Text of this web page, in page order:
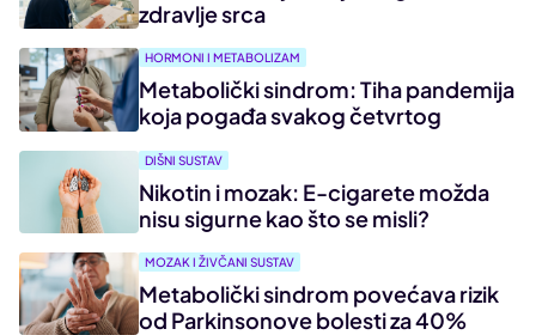
zdravlje srca
HORMONI I METABOLIZAM
Metabolički sindrom: Tiha pandemija
koja pogađa svakog četvrtog
DIŠNI SUSTAV
Nikotin i mozak: E-cigarete možda
nisu sigurne kao što se misli?
MOZAK I ŽIVČANI SUSTAV
Metabolički sindrom povećava rizik
od Parkinsonove bolesti za 40%